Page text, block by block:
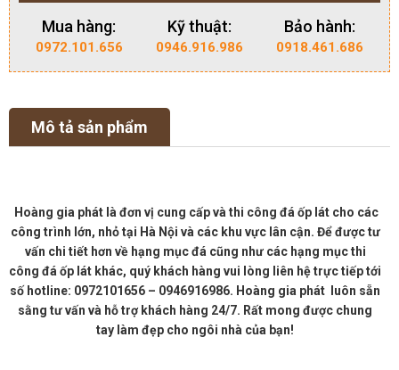
Mua hàng:
0972.101.656
Kỹ thuật:
0946.916.986
Bảo hành:
0918.461.686
Mô tả sản phẩm
Hoàng gia phát là đơn vị cung cấp và thi công đá ốp lát cho các
công trình lớn, nhỏ tại Hà Nội và các khu vực lân cận. Để được tư
vấn chi tiết hơn về hạng mục đá cũng như các hạng mục thi
công đá ốp lát khác, quý khách hàng vui lòng liên hệ trực tiếp tới
số hotline: 0972101656 – 0946916986. Hoàng gia phát luôn sẵn
sằng tư vấn và hỗ trợ khách hàng 24/7. Rất mong được chung
tay làm đẹp cho ngôi nhà của bạn!